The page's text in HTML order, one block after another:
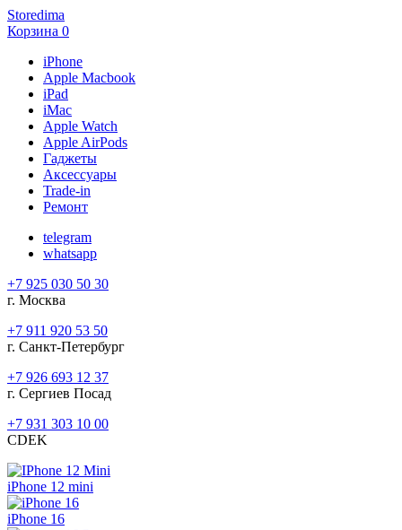
Storedima
Корзина 0
iPhone
Apple Macbook
iPad
iMac
Apple Watch
Apple AirPods
Гаджеты
Аксессуары
Trade-in
Ремонт
telegram
whatsapp
+7 925 030 50 30
г. Москва
+7 911 920 53 50
г. Санкт-Петербург
+7 926 693 12 37
г. Сергиев Посад
+7 931 303 10 00
CDEK
iPhone 12 mini
iPhone 16